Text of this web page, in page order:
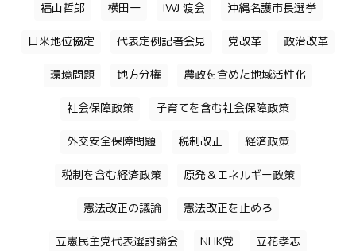
福山哲郎 横田一 IWJ 渡会 沖縄名護市長選挙
日米地位協定 代表定例記者会見 党改革 政治改革
環境問題 地方分権 農政を含めた地域活性化
社会保障政策 子育てを含む社会保障政策
外交安全保障問題 税制改正 経済政策
税制を含む経済政策 原発＆エネルギー政策
憲法改正の議論 憲法改正を止めろ
立憲民主党代表選討論会 NHK党 立花孝志